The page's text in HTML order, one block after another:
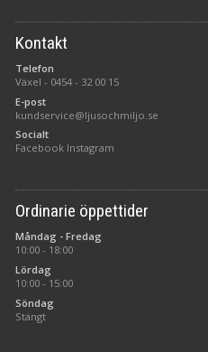
Kontakt
Telefon
Växel - 0454 - 32 00 15
E-post
kundservice@ljusochmiljo.se
Socialt
Facebook Instagram
Ordinarie öppettider
Måndag - Fredag
10:00 - 18:00
Lördag
10:00 - 15:00
Söndag
Stängt